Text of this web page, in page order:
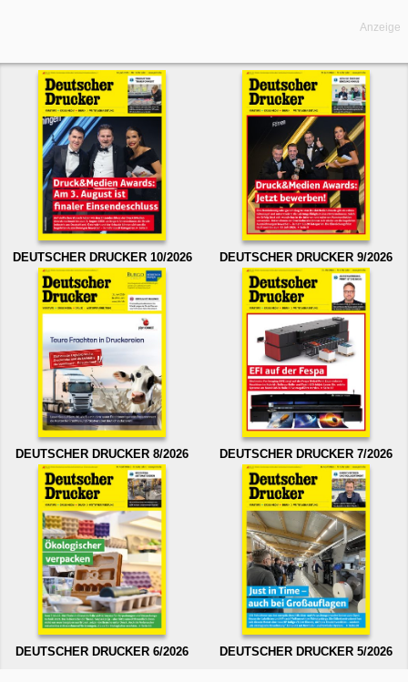
Anzeige
DEUTSCHER DRUCKER 10/2026 DEUTSCHER DRUCKER 9/2026
DEUTSCHER DRUCKER 8/2026 DEUTSCHER DRUCKER 7/2026
DEUTSCHER DRUCKER 6/2026 DEUTSCHER DRUCKER 5/2026